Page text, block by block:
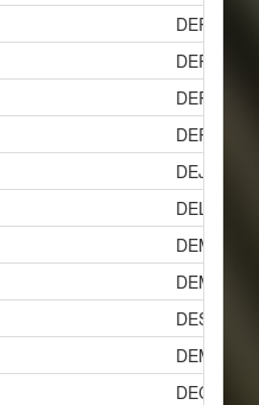
DER
DER
DERb
DERc
DEJg
DEL
DEMd
DEMh
DESa
DEMk
DECd